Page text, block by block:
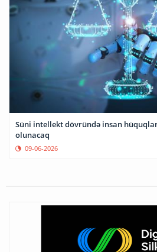
Süni intellekt dövründə insan
olunacaq
09-06-2026